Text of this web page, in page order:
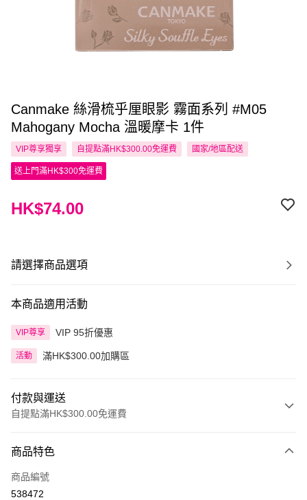
Canmake 絲滑梳乎厘眼影 霧面系列 #M05
Mahogany Mocha 溫暖摩卡 1件
VIP尊享獨享 自提點滿HK$300.00免運費 國家/地區配送
送上門滿HK$300免運費
HK$74.00
請選擇商品選項
本商品適用活動
VIP尊享 VIP 95折優惠
活動 滿HK$300.00加購區
付款與運送
自提點滿HK$300.00免運費
信用卡
Apple Pay
商品特色
商品編號
538472